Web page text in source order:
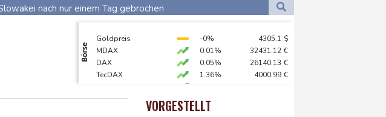
26 °C Dortmund
Bremen
Wien
33 °C
nach nur einem Tag gebrochen
am Etappensieg vorbei
Synchron-Bronze
RWE gibt Offshore-Windparkprojekte in den USA auf
Jemen getötet - Huthis reklamieren Attacke
Börse
Goldpreis -0% 4305.1 $
MDAX
0.01% 32431.12 €
DAX
0.05% 26140.13 €
TecDAX
1.36% 4000.99 €
Euro STOXX 50
0.39%
-0.25%
VORGESTELLT